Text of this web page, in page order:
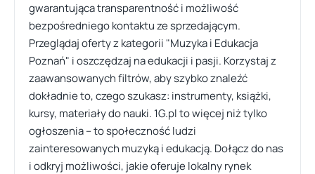
gwarantująca transparentność i możliwość
bezpośredniego kontaktu ze sprzedającym.
Przeglądaj oferty z kategorii "Muzyka i Edukacja
Poznań" i oszczędzaj na edukacji i pasji. Korzystaj z
zaawansowanych filtrów, aby szybko znaleźć
dokładnie to, czego szukasz: instrumenty, książki,
kursy, materiały do nauki. 1G.pl to więcej niż tylko
ogłoszenia – to społeczność ludzi
zainteresowanych muzyką i edukacją. Dołącz do nas
i odkryj możliwości, jakie oferuje lokalny rynek